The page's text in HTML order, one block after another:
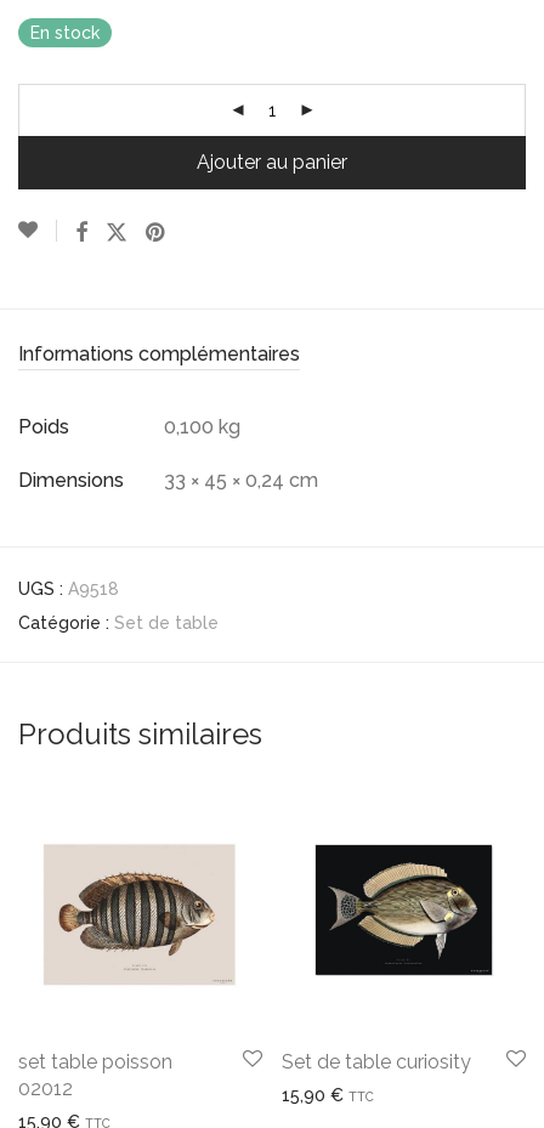
En stock
Ajouter au panier
Informations complémentaires
Poids 0,100 kg
Dimensions 33 × 45 × 0,24 cm
UGS : A9518
Catégorie : Set de table
Produits similaires
set table poisson
02012
15,90 € TTC
Set de table curiosity
15,90 € TTC